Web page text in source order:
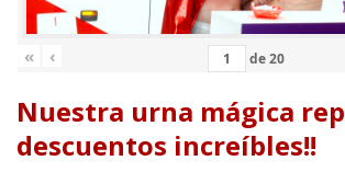
« ‹ de20
Nuestra urna mágica
descuentos increíbles!!